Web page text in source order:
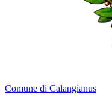
Comune di Calangianus